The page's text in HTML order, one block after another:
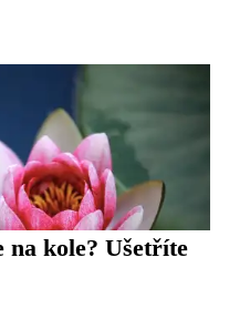
na kole? Ušetříte